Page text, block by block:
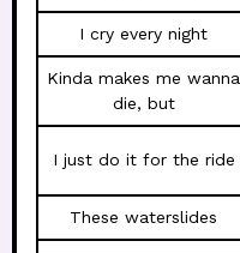
I cry every night
Kinda makes me wanna
die, but
I just do it for the ride
These waterslides